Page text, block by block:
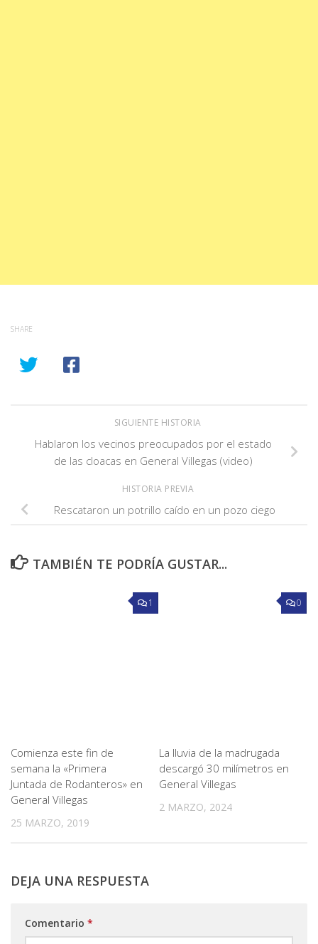
SHARE
SIGUIENTE HISTORIA
Hablaron los vecinos preocupados por el estado
de las cloacas en General Villegas (video)
HISTORIA PREVIA
Rescataron un potrillo caído en un pozo ciego
TAMBIÉN TE PODRÍA GUSTAR...
1
Comienza este fin de
semana la «Primera
Juntada de Rodanteros» en
General Villegas
25 MARZO, 2019
0
La lluvia de la madrugada
descargó 30 milímetros en
General Villegas
2 MARZO, 2024
DEJA UNA RESPUESTA
Comentario *